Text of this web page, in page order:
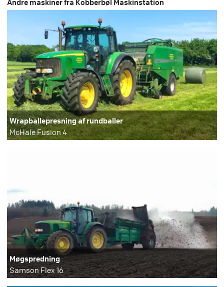
Wrapballepresning af rundballer
McHale Fusion 4
Møgspredning
Samson Flex 16